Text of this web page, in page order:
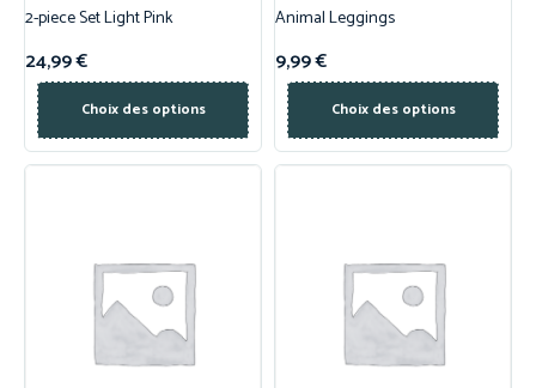
2-piece Set Light Pink
24,99€
Choix des options
Animal Leggings
9,99€
Choix des options